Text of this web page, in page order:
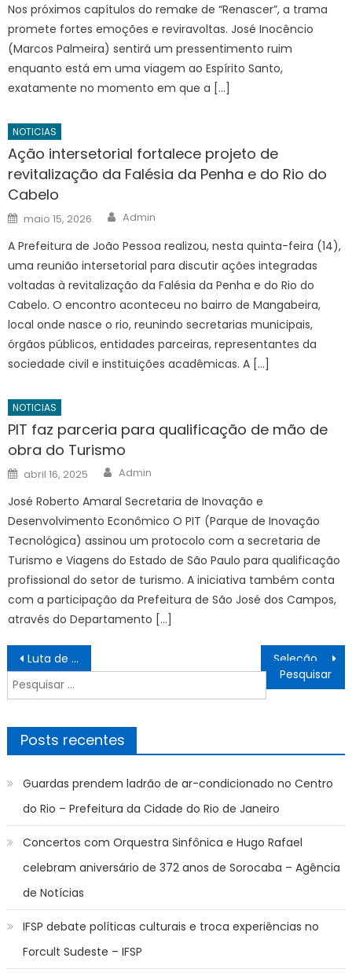
Nos próximos capítulos do remake de “Renascer”, a trama
promete fortes emoções e reviravoltas. José Inocêncio
(Marcos Palmeira) sentirá um pressentimento ruim
enquanto está em uma viagem ao Espírito Santo,
exatamente no momento em que a […]
NOTICIAS
Ação intersetorial fortalece projeto de
revitalização da Falésia da Penha e do Rio do
Cabelo
Posted
on
maio 15, 2026 Author
Admin
A Prefeitura de João Pessoa realizou, nesta quinta-feira (14),
uma reunião intersetorial para discutir ações integradas
voltadas à revitalização da Falésia da Penha e do Rio do
Cabelo. O encontro aconteceu no bairro de Mangabeira,
local onde nasce o rio, reunindo secretarias municipais,
órgãos públicos, entidades parceiras, representantes da
sociedade civil e instituições acadêmicas. A […]
NOTICIAS
PIT faz parceria para qualificação de mão de
obra do Turismo
Posted
on
abril 16, 2025 Author
Admin
José Roberto Amaral Secretaria de Inovação e
Desenvolvimento Econômico O PIT (Parque de Inovação
Tecnológica) assinou um protocolo com a secretaria de
Turismo e Viagens do Estado de São Paulo para qualificação
profissional do setor de turismo. A iniciativa também conta
com a participação da Prefeitura de São José dos Campos,
através do Departamento […]
Navegação
de
Post
Luta de Luiz Gama contra racismo inspira ações, arte e pesquisa
Pesquisar
por:
Posts recentes
Guardas prendem ladrão de ar-condicionado no Centro
do Rio – Prefeitura da Cidade do Rio de Janeiro
Concertos com Orquestra Sinfônica e Hugo Rafael
celebram aniversário de 372 anos de Sorocaba – Agência
de Notícias
IFSP debate políticas culturais e troca experiências no
Forcult Sudeste – IFSP